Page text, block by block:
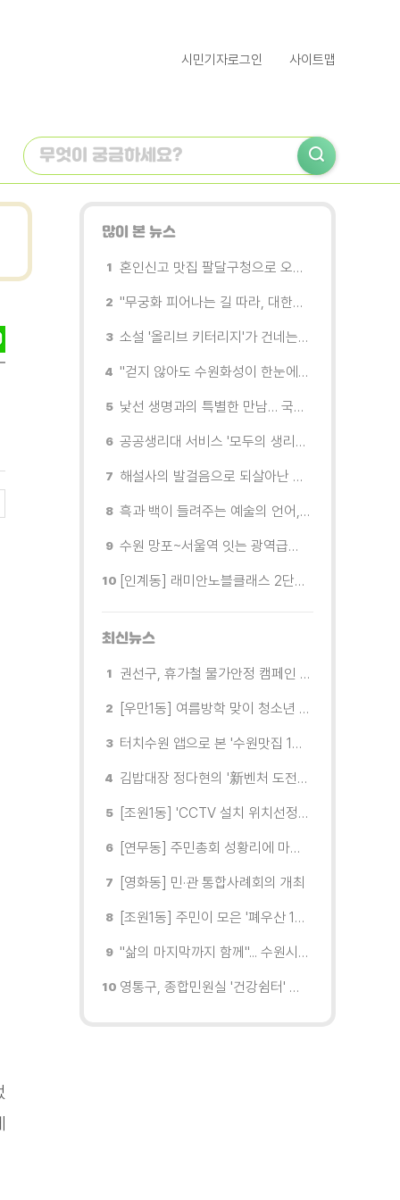
시민기자로그인 사이트맵
많이 본 뉴스
혼인신고 맛집 팔달구청으로 오세요
"무궁화 피어나는 길 따라, 대한민국을 걷는다"
소설 '올리브 키터리지'가 건네는 삶과 연민의 철학
"걷지 않아도 수원화성이 한눈에"…무장애 관광버스 '수원행차' 타보니
낯선 생명과의 특별한 만남… 국제전 《패트리샤 피치니니: 킨쉽》
공공생리대 서비스 '모두의 생리대' 시범 운영...수원시청·4개 구청 등에 지급기 설치
해설사의 발걸음으로 되살아난 수원의 독립운동 역사
흑과 백이 들려주는 예술의 언어, 수원시립미술관 소장품전《블랑 블랙 파노라마》
수원 망포~서울역 잇는 광역급행버스 M5165번, 8월 3일 개통
[인계동] 래미안노블클래스 2단지 경로당, 무더위 속 독거노인에게 '따뜻한 한 끼' 대접
최신뉴스
권선구, 휴가철 물가안정 캠페인 전개
[우만1동] 여름방학 맞이 청소년 유해환경 캠페인 실시
터치수원 앱으로 본 '수원맛집 100선'... 장안구 맛집을 찾다
김밥대장 정다현의 '新벤처 도전이야기'
[조원1동] 'CCTV 설치 위치선정협의회' 회의 개최
[연무동] 주민총회 성황리에 마무리
[영화동] 민·관 통합사례회의 개최
[조원1동] 주민이 모은 '폐우산 100개' 수원여대에 1차 전달
"삶의 마지막까지 함께"... 수원시 8개 기관, 어르신 돌봄의 손을 맞잡다
영통구, 종합민원실 '건강쉼터' 운영... 폭염 무더위 속 시민의 안전 강화